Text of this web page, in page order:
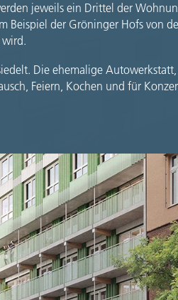
jeweils ein Drittel der
Beispiel der Gröninger Hofs von
wird.
Die ehemalige
Feiern, Kochen und für